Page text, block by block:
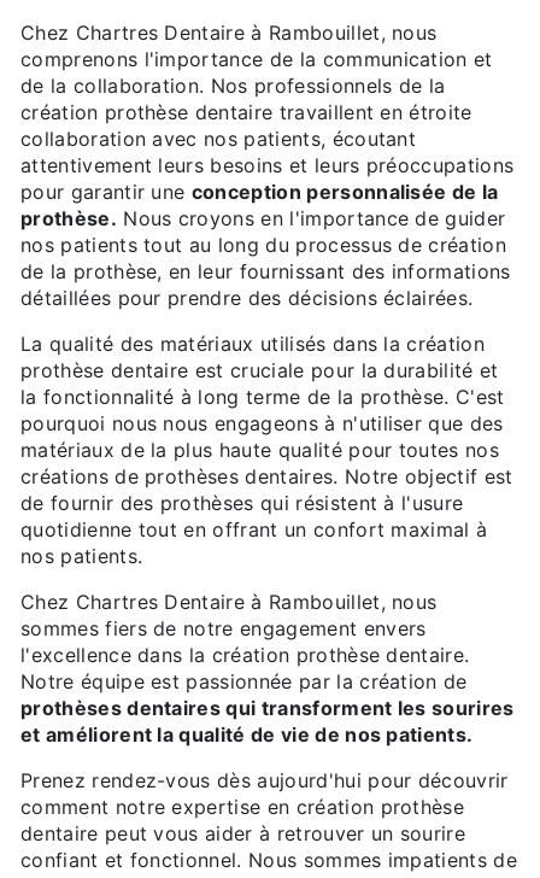
Chez Chartres Dentaire à Rambouillet, nous
comprenons l'importance de la communication et
de la collaboration. Nos professionnels de la
création prothèse dentaire travaillent en étroite
collaboration avec nos patients, écoutant
attentivement leurs besoins et leurs préoccupations
pour garantir une conception personnalisée de la
prothèse. Nous croyons en l'importance de guider
nos patients tout au long du processus de création
de la prothèse, en leur fournissant des informations
détaillées pour prendre des décisions éclairées.
La qualité des matériaux utilisés dans la création
prothèse dentaire est cruciale pour la durabilité et
la fonctionnalité à long terme de la prothèse. C'est
pourquoi nous nous engageons à n'utiliser que des
matériaux de la plus haute qualité pour toutes nos
créations de prothèses dentaires. Notre objectif est
de fournir des prothèses qui résistent à l'usure
quotidienne tout en offrant un confort maximal à
nos patients.
Chez Chartres Dentaire à Rambouillet, nous
sommes fiers de notre engagement envers
l'excellence dans la création prothèse dentaire.
Notre équipe est passionnée par la création de
prothèses dentaires qui transforment les sourires
et améliorent la qualité de vie de nos patients.
Prenez rendez-vous dès aujourd'hui pour découvrir
comment notre expertise en création prothèse
dentaire peut vous aider à retrouver un sourire
confiant et fonctionnel. Nous sommes impatients de